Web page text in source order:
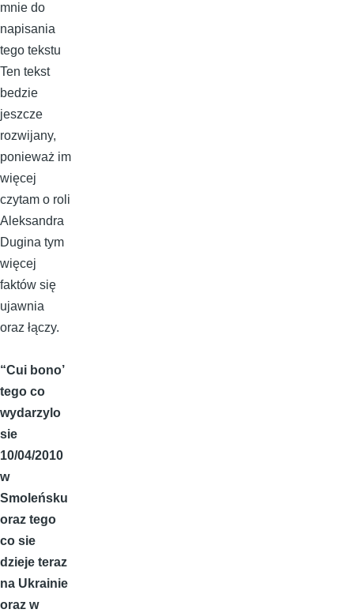
mnie do
napisania
tego tekstu
Ten tekst
bedzie
jeszcze
rozwijany,
ponieważ im
więcej
czytam o roli
Aleksandra
Dugina tym
więcej
faktów się
ujawnia
oraz łączy.
“Cui bono’
tego co
wydarzylo
sie
10/04/2010
w
Smoleńsku
oraz tego
co sie
dzieje teraz
na Ukrainie
oraz w